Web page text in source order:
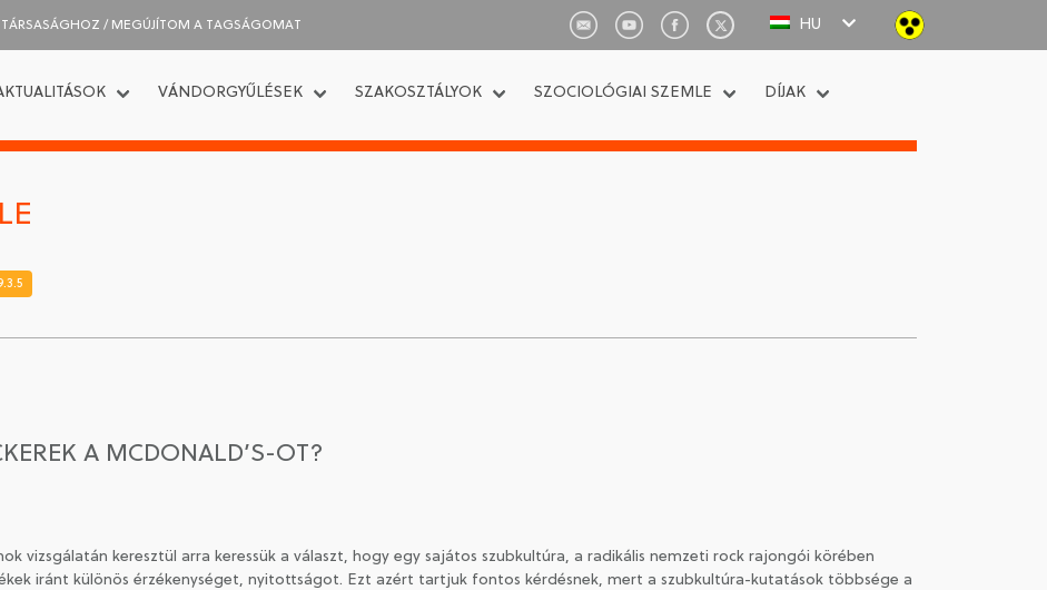
/ MEGÚJÍTOM A TAGSÁGOMAT HU
VÁNDORGYŰLÉSEK SZAKOSZTÁLYOK SZOCIOLÓGIAI SZEMLE DÍJAK
A MCDONALD’S-OT?
vizsgálatán keresztül arra keressük a választ, hogy egy sajátos szubkultúra, a radikális nemzeti rock rajongói körében
iránt különös érzékenységet, nyitottságot. Ezt azért tartjuk fontos kérdésnek, mert a szubkultúra-kutatások többsége a